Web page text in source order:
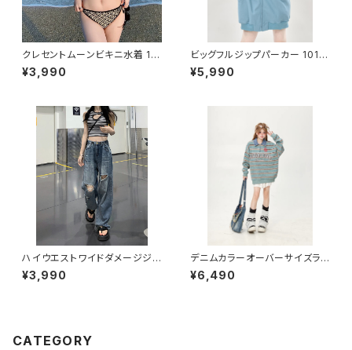
クレセントムーンビキニ水着 10
13-230429008
¥3,990
ビッグフルジップパーカー 1013
-230820006
¥5,990
ハイウエストワイドダメージジ
ーンズ 1013-230619001
¥3,990
デニムカラーオーバーサイズラガ
ーシャツ 1013-240905012
¥6,490
CATEGORY